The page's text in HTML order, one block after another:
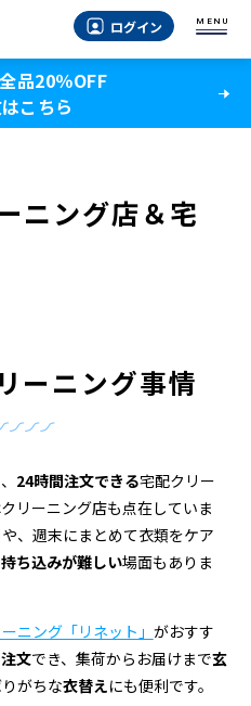
ログイン MENU
品20％OFF
こちら
ニング店＆宅
ーニング事情
24時間注文できる宅配クリー
リーニング店も点在していま
、週末にまとめて衣類をケア
ち込みが難しい場面もありま
ニング「リネット」 がおすす
文でき、集荷からお届けまで玄
がちな衣替えにも便利です。